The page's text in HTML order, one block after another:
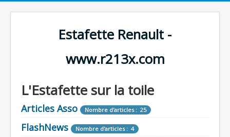
Estafette Renault -
www.r213x.com
L'Estafette sur la toile
Articles Asso Nombre d'articles : 25
FlashNews Nombre d'articles : 4